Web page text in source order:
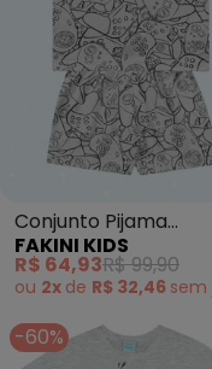
Conjunto Pijama
Camiseta e Bermuda
(Cinza)
FAKINI KIDS
R$ 64,93R$ 99,90
ou 2x de R$ 32,46 sem
-60%